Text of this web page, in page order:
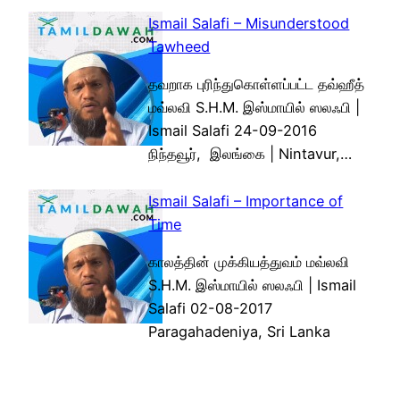
Ismail Salafi – Misunderstood
Tawheed
தவறாக புரிந்துகொள்ளப்பட்ட தவ்ஹீத்
மவ்லவி S.H.M. இஸ்மாயில் ஸலஃபி |
Ismail Salafi 24-09-2016
நிந்தவூர், இலங்கை | Nintavur,…
Ismail Salafi – Importance of
Time
காலத்தின் முக்கியத்துவம் மவ்லவி
S.H.M. இஸ்மாயில் ஸலஃபி | Ismail
Salafi 02-08-2017
Paragahadeniya, Sri Lanka